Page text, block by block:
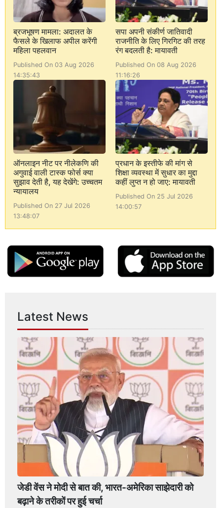
ब्रजभूषण मामला: अदालत के
फैसले के खिलाफ अपील करेंगी
महिला पहलवान
Published On 03 Aug 2026
14:35:43
सपा अपनी संकीर्ण जातिवादी
राजनीति के लिए गिरगिट की तरह
रंग बदलती है: मायावती
Published On 08 Aug 2026
11:16:26
ऑनलाइन नीट पर नीलेकणि की
अगुवाई वाली टास्क फोर्स क्या
सुझाव देती है, यह देखेंगे: उच्चतम
न्यायालय
Published On 27 Jul 2026
13:48:07
प्रधान के इस्तीफे की मांग से
शिक्षा व्यवस्था में सुधार का मुद्दा
कहीं लुप्त न हो जाए: मायावती
Published On 25 Jul 2026
14:00:57
Latest News
जेडी वेंस ने मोदी से बात की, भारत-अमेरिका साझेदारी को
बढ़ाने के तरीकों पर हुई चर्चा